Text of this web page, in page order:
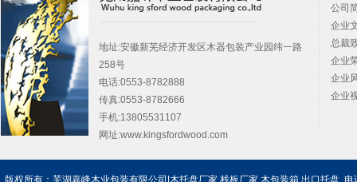
地址:安徽新芜经济开发区木器包装产业园纬一路
258号
电话:0553-8782888
传真:0553-8782666
手机:13805531107
网址:www.kingsfordwood.com
公司
企业
总裁
企业
企业
企业
版权所有：芜湖嘉峰木业包装有限公司|木托盘厂家,栈板厂家,木包装箱,出口托盘